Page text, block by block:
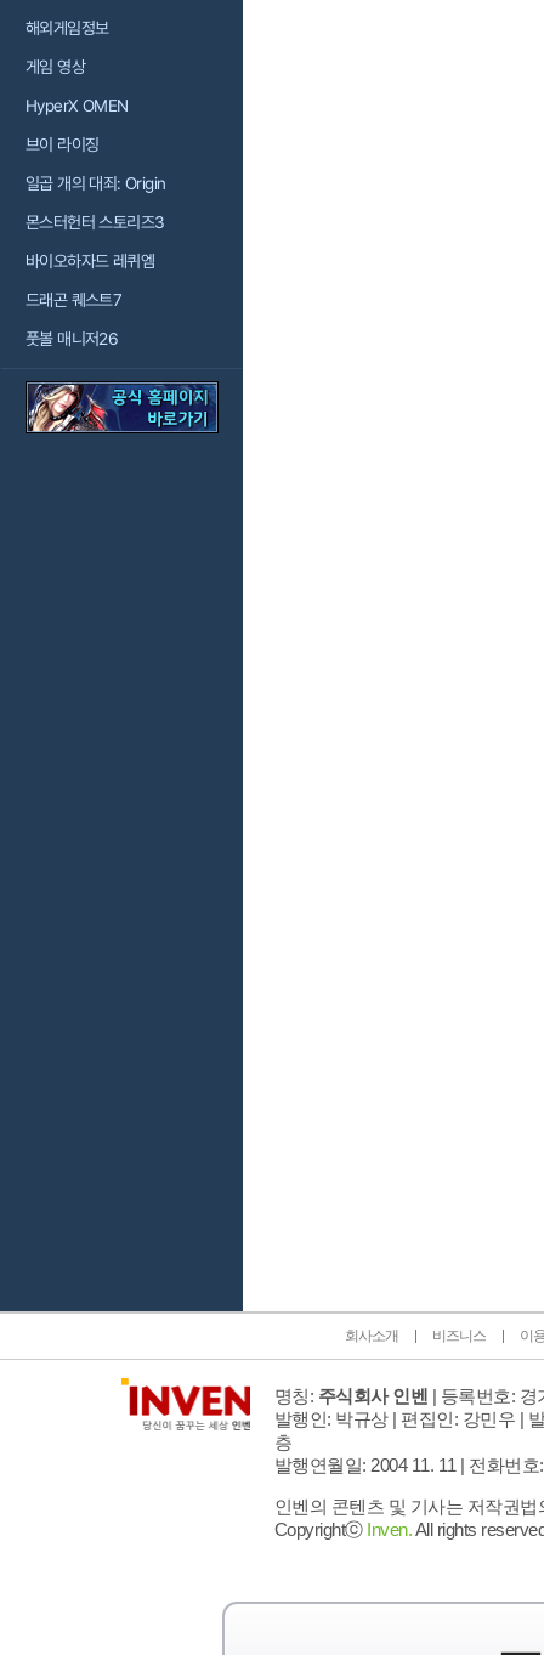
해외게임정보
게임 영상
HyperX OMEN
브이 라이징
일곱 개의 대죄: Origin
몬스터헌터 스토리즈3
바이오하자드 레퀴엠
드래곤 퀘스트7
풋볼 매니저26
회사소개 비즈니스 이
명칭: 주식회사 인벤 | 등록번호: 경
발행인: 박규상 | 편집인: 강민우 |
층
발행연월일: 2004 11. 11 | 전화번호
인벤의 콘텐츠 및 기사는 저작권
Copyrightⓒ Inven.All rights